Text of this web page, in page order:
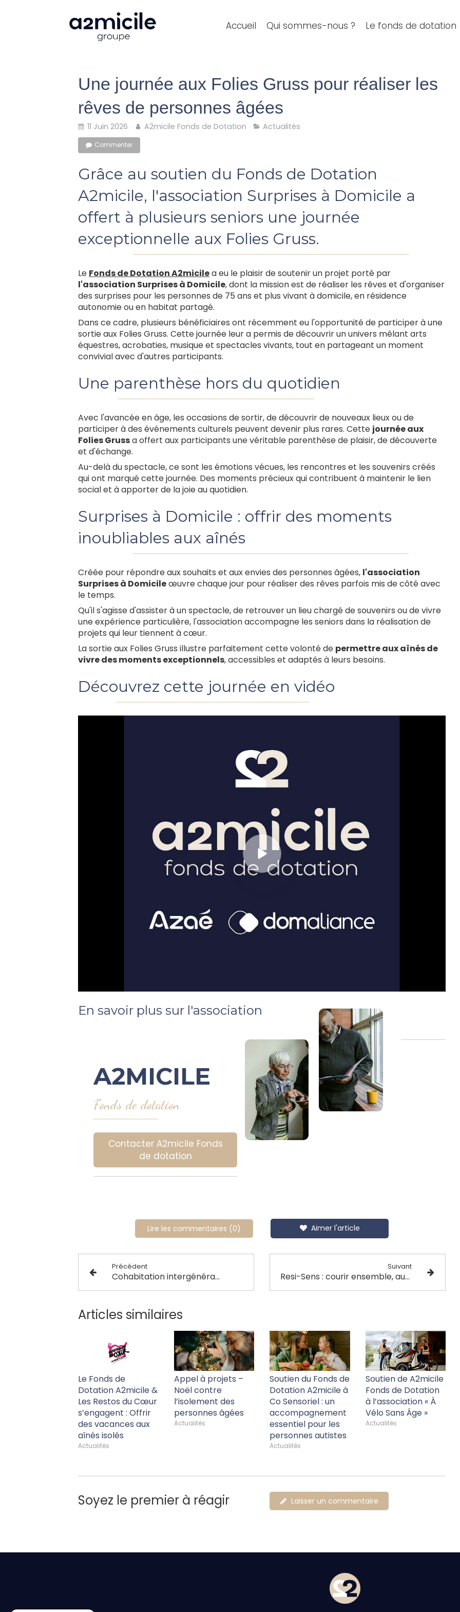
Accueil Qui sommes-nous ? Le fonds de dotation
Une journée aux Folies Gruss pour réaliser les
rêves de personnes âgées
11 Juin 2026 A2micile Fonds de Dotation Actualités
Commenter
Grâce au soutien du Fonds de Dotation
A2micile, l'association Surprises à Domicile a
offert à plusieurs seniors une journée
exceptionnelle aux Folies Gruss.
Le Fonds de Dotation A2micilea eu le plaisir de soutenir un projet porté par
l'association Surprises à Domicile, dont la mission est de réaliser les rêves et d'organiser
des surprises pour les personnes de 75 ans et plus vivant à domicile, en résidence
autonomie ou en habitat partagé.
Dans ce cadre, plusieurs bénéficiaires ont récemment eu l'opportunité de participer à une
sortie aux Folies Gruss. Cette journée leur a permis de découvrir un univers mêlant arts
équestres, acrobaties, musique et spectacles vivants, tout en partageant un moment
convivial avec d'autres participants.
Une parenthèse hors du quotidien
Avec l'avancée en âge, les occasions de sortir, de découvrir de nouveaux lieux ou de
participer à des événements culturels peuvent devenir plus rares. Cette journée aux
Folies Grussa offert aux participants une véritable parenthèse de plaisir, de découverte
et d'échange.
Au-delà du spectacle, ce sont les émotions vécues, les rencontres et les souvenirs créés
qui ont marqué cette journée. Des moments précieux qui contribuent à maintenir le lien
social et à apporter de la joie au quotidien.
Surprises à Domicile : offrir des moments
inoubliables aux aînés
Créée pour répondre aux souhaits et aux envies des personnes âgées, l'association
Surprises à Domicileœuvre chaque jour pour réaliser des rêves parfois mis de côté avec
le temps.
Qu'il s'agisse d'assister à un spectacle, de retrouver un lieu chargé de souvenirs ou de vivre
une expérience particulière, l'association accompagne les seniors dans la réalisation de
projets qui leur tiennent à cœur.
La sortie aux Folies Gruss illustre parfaitement cette volonté de permettre aux aînés de
vivre des moments exceptionnels, accessibles et adaptés à leurs besoins.
Découvrez cette journée en vidéo
En savoir plus sur l'association
A2MICILE
Fonds de dotation
Contacter A2micile Fonds
de dotation
Lire les commentaires (0) Aimer l'article
Précédent
Cohabitation intergénérationnelle à Nantes : Le Temps pour Toit recrée du lien
Suivant
Resi-Sens : courir ensemble, au-delà du handicap
Articles similaires
Le Fonds de
Dotation A2micile &
Les Restos du Cœur
s’engagent : Offrir
des vacances aux
aînés isolés
Actualités
Appel à projets –
Noël contre
l’isolement des
personnes âgées
Actualités
Soutien du Fonds de
Dotation A2micile à
Co Sensoriel : un
accompagnement
essentiel pour les
personnes autistes
Actualités
Soutien de A2micile
Fonds de Dotation
à l’association « À
Vélo Sans Âge »
Actualités
Soyez le premier à réagir Laisser un commentaire